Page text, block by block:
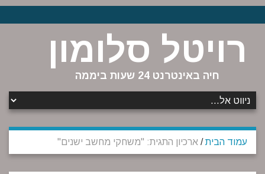
רויטל סלומון
חיה באינטרנט 24 שעות ביממה
עמוד הבית / ארכיון התגית: "משחקי מחשב ישנים"